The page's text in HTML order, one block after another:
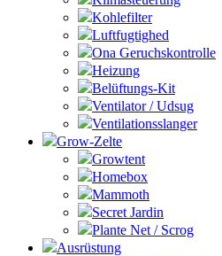
Kohlefilter
Luftfugtighed
Ona Geruchskontrolle
Heizung
Belüftungs-Kit
Ventilator / Udsug
Ventilationsslanger
Grow-Zelte
Growtent
Homebox
Mammoth
Secret Jardin
Plante Net / Scrog
Ausrüstung